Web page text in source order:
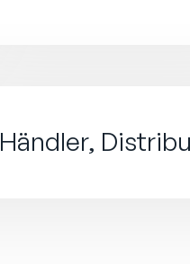
Händler,